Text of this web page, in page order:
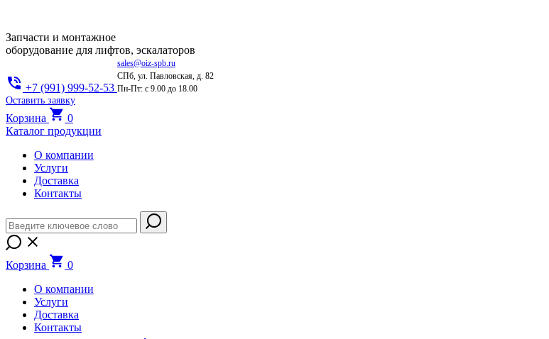
Запчасти и монтажное
оборудование для лифтов, эскалаторов
+7 (991) 999-52-53
sales@oiz-spb.ru
СПб, ул. Павловская, д. 82
Пн-Пт: с 9.00 до 18.00
Оставить заявку
Корзина
0
Каталог продукции
О компании
Услуги
Доставка
Контакты
Корзина
0
О компании
Услуги
Доставка
Контакты